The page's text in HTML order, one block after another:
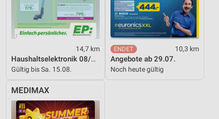
14,7 km
Haushaltselektronik 08/2026
Gültig bis Sa. 15.08.
10,3 km
Angebote ab 29.07.
Noch heute gültig
MEDIMAX